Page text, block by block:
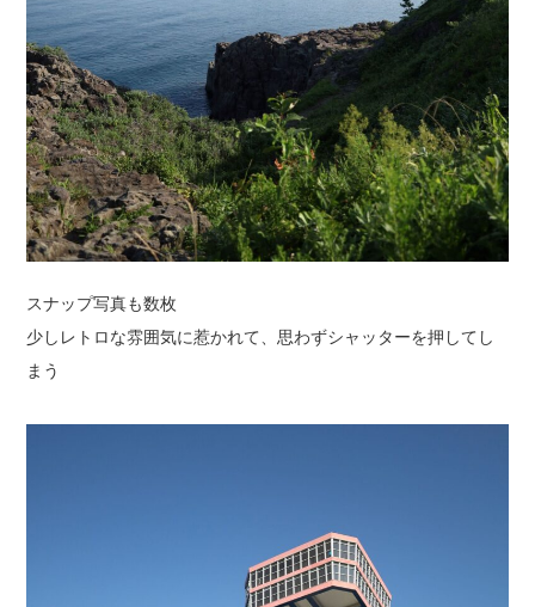
スナップ写真も数枚
少しレトロな雰囲気に惹かれて、思わずシャッターを押してし
まう